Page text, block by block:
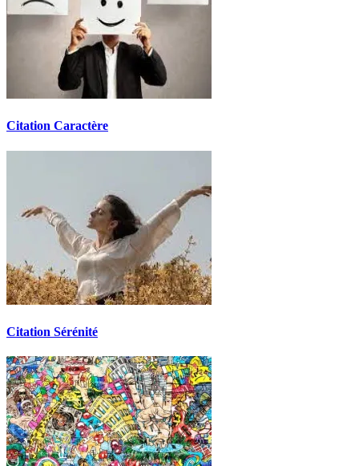
Citation Caractère
Citation Sérénité